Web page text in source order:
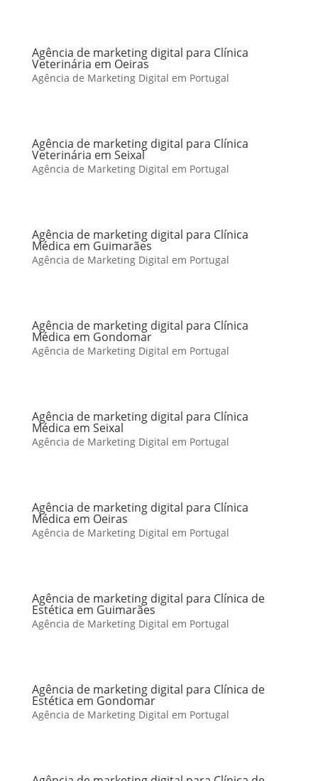
Agência de marketing digital para Clínica
Veterinária em Oeiras
Agência de Marketing Digital em Portugal
Agência de marketing digital para Clínica
Veterinária em Seixal
Agência de Marketing Digital em Portugal
Agência de marketing digital para Clínica
Médica em Guimarães
Agência de Marketing Digital em Portugal
Agência de marketing digital para Clínica
Médica em Gondomar
Agência de Marketing Digital em Portugal
Agência de marketing digital para Clínica
Médica em Seixal
Agência de Marketing Digital em Portugal
Agência de marketing digital para Clínica
Médica em Oeiras
Agência de Marketing Digital em Portugal
Agência de marketing digital para Clínica de
Estética em Guimarães
Agência de Marketing Digital em Portugal
Agência de marketing digital para Clínica de
Estética em Gondomar
Agência de Marketing Digital em Portugal